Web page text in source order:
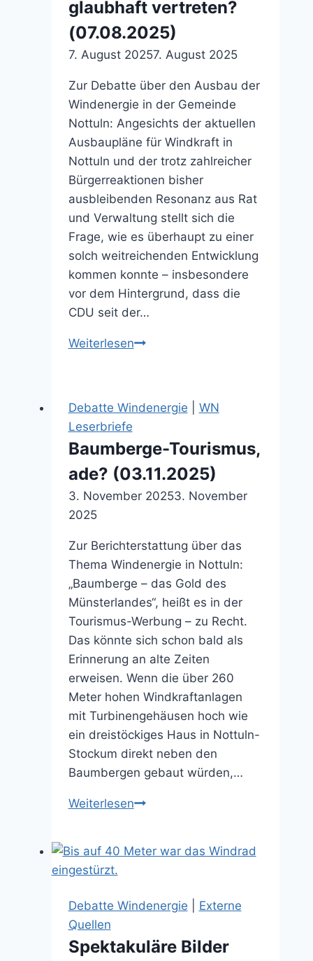
(21.02.2026)
glaubhaft vertreten?
(07.08.2025)
7. August 20257. August 2025
Zur Debatte über den Ausbau der
Windenergie in der Gemeinde
Nottuln: Angesichts der aktuellen
Ausbaupläne für Windkraft in
Nottuln und der trotz zahlreicher
Bürgerreaktionen bisher
ausbleibenden Resonanz aus Rat
und Verwaltung stellt sich die
Frage, wie es überhaupt zu einer
solch weitreichenden Entwicklung
kommen konnte – insbesondere
vor dem Hintergrund, dass die
CDU seit der…
WeiterlesenWerden
der
glaubhaft
vertreten?
(07.08.2025)
Debatte Windenergie
WN
Leserbriefe
Baumberge-Tourismus,
ade? (03.11.2025)
3. November 20253. November
2025
Zur Berichterstattung über das
Thema Windenergie in Nottuln:
„Baumberge – das Gold des
Münsterlandes“, heißt es in der
Tourismus-Werbung – zu Recht.
Das könnte sich schon bald als
Erinnerung an alte Zeiten
erweisen. Wenn die über 260
Meter hohen Windkraftanlagen
mit Turbinengehäusen hoch wie
ein dreistöckiges Haus in Nottuln-
Stockum direkt neben den
Baumbergen gebaut würden,…
WeiterlesenBaumberge-
(03.11.2025)
Debatte Windenergie
Externe
Quellen
Spektakuläre Bilder